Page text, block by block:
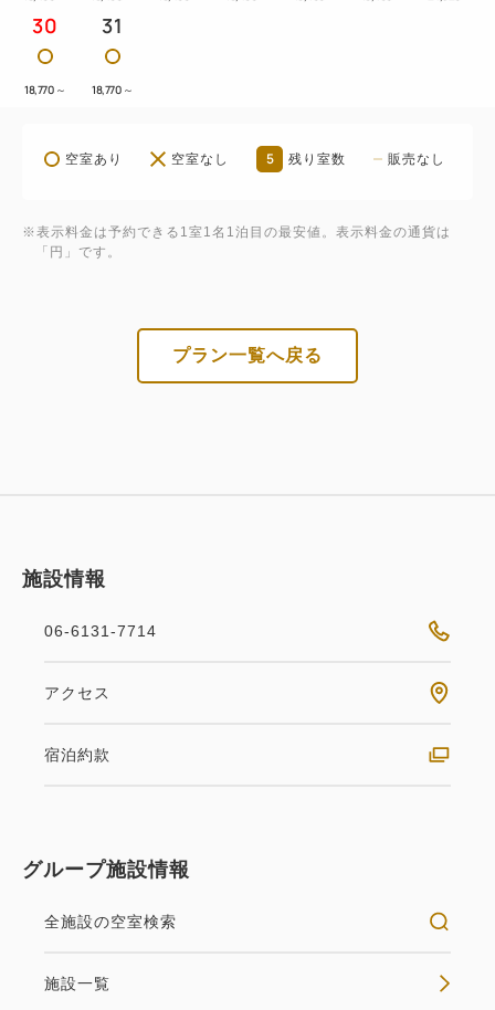
30
18,770 ～
31
18,770 ～
空室あり 空室なし 5 残り室数 販売なし
※表示料金は予約できる1室1名1泊目の最安値。表示料金の通貨は
「円」です。
プラン一覧へ戻る
施設情報
06-6131-7714
アクセス
宿泊約款
グループ施設情報
全施設の空室検索
施設一覧